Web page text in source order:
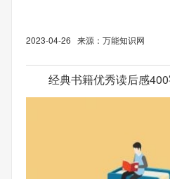
2023-04-26 来源：万能知识网
经典书籍优秀读后感400